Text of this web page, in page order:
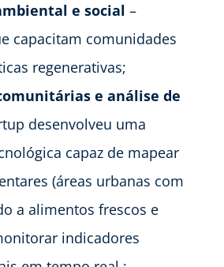
e social –
capacitam comunidades
regenerativas;
e análise de
desenvolveu uma
capaz de mapear
(áreas urbanas com
a alimentos frescos e
indicadores